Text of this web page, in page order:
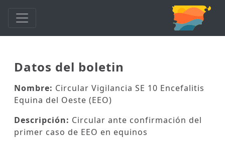
Datos del boletin
Nombre: Circular Vigilancia SE 10 Encefalitis
Equina del Oeste (EEO)
Descripción: Circular ante confirmación del
primer caso de EEO en equinos